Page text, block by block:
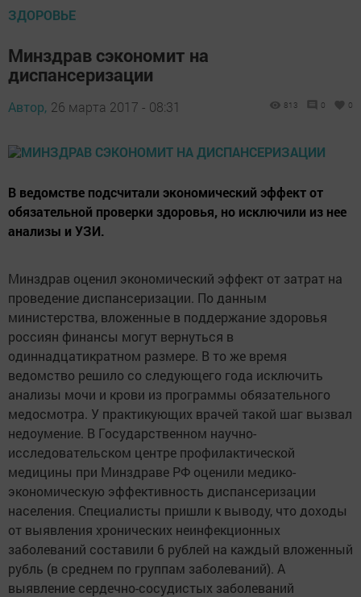
ЗДОРОВЬЕ
Минздрав сэкономит на
диспансеризации
Автор, 26 марта 2017 - 08:31 813 0 0
В ведомстве подсчитали экономический эффект от
обязательной проверки здоровья, но исключили из нее
анализы и УЗИ.
Минздрав оценил экономический эффект от затрат на
проведение диспансеризации. По данным
министерства, вложенные в поддержание здоровья
россиян финансы могут вернуться в
одиннадцатикратном размере. В то же время
ведомство решило со следующего года исключить
анализы мочи и крови из программы обязательного
медосмотра. У практикующих врачей такой шаг вызвал
недоумение. В Государственном научно-
исследовательском центре профилактической
медицины при Минздраве РФ оценили медико-
экономическую эффективность диспансеризации
населения. Специалисты пришли к выводу, что доходы
от выявления хронических неинфекционных
заболеваний составили 6 рублей на каждый вложенный
рубль (в среднем по группам заболеваний). А
выявление сердечно-сосудистых заболеваний